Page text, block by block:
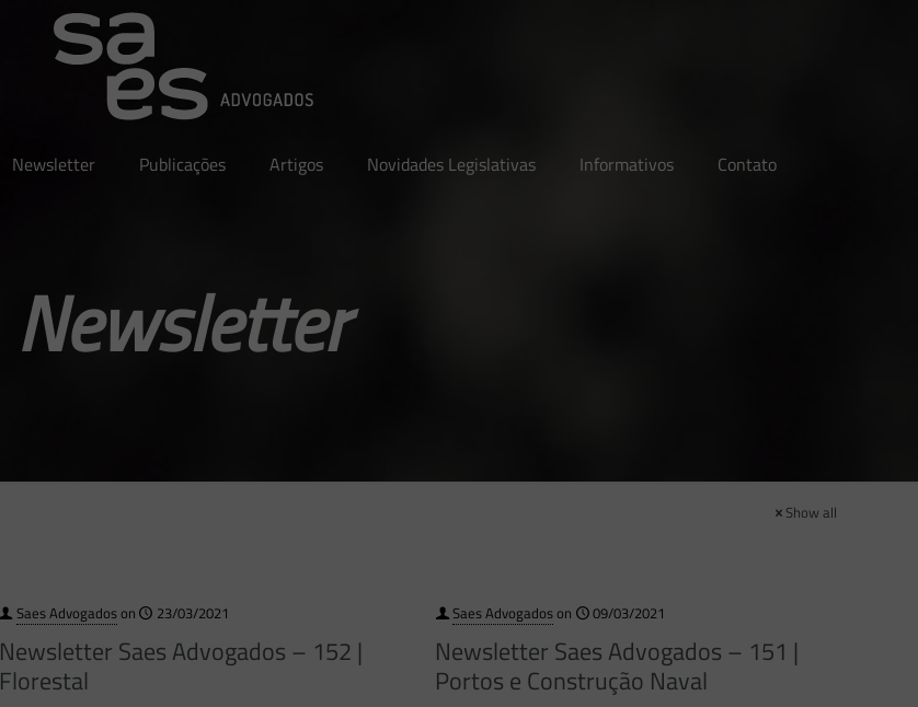
Newsletter Publicações Artigos Novidades Legislativas Informativos Contato
Newsletter
Show all
Saes Advogadoson 23/03/2021
Newsletter Saes Advogados – 152 |
Florestal
Saes Advogadoson 09/03/2021
Newsletter Saes Advogados – 151 |
Portos e Construção Naval